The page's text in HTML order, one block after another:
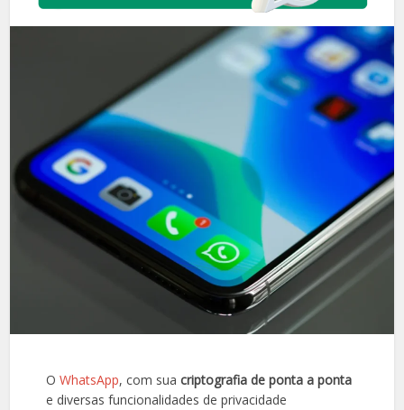
OWhatsApp, com suacriptografia de ponta a ponta
e diversas funcionalidades de privacidade